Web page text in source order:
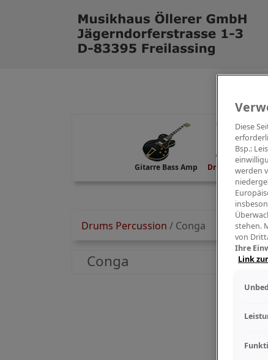
Gitarre Bass Amp Drums
Drums Percussion / Conga
Conga
Diese
Bsp.:
werden
stehen.
von
Ihre
Link